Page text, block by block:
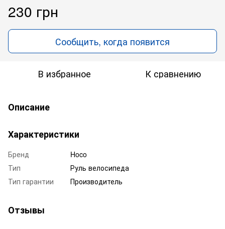
230 грн
Сообщить, когда появится
В избранное К сравнению
Описание
Характеристики
Бренд
Hoco
Тип
Руль велосипеда
Тип гарантии
Производитель
Отзывы